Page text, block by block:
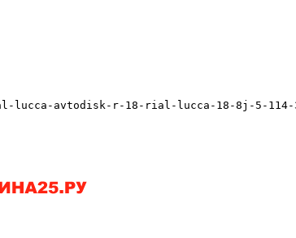
avtodisk-r-18-rial-lucca-18-8j-5-